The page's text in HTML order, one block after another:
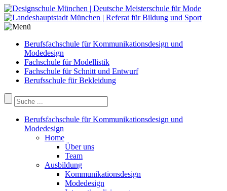
Berufsfachschule für Kommunikationsdesign und
Modedesign
Fachschule für Modellistik
Fachschule für Schnitt und Entwurf
Berufsschule für Bekleidung
Berufsfachschule für Kommunikationsdesign und
Modedesign
Home
Über uns
Team
Ausbildung
Kommunikationsdesign
Modedesign